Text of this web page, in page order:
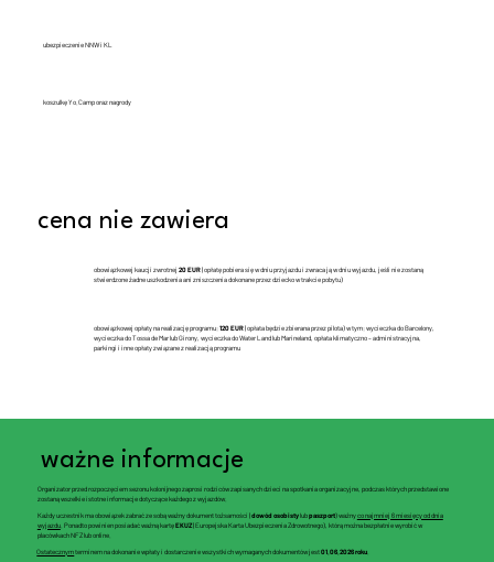
ubezpieczenie NNW i KL
koszulkę Yo.Camp oraz nagrody
cena nie zawiera
obowiązkowej kaucji zwrotnej20 EUR(opłatę pobiera się w dniu przyjazdu i zwraca ją w dniu wyjazdu, jeśli nie zostaną
stwierdzone żadne uszkodzenia ani zniszczenia dokonane przez dziecko w trakcie pobytu)
obowiązkowej opłaty na realizację programu:120 EUR(opłata będzie zbierana przez pilota) w tym: wycieczka do Barcelony,
wycieczka do Tossa de Mar lub Girony, wycieczka do Water Land lub Marineland, opłata klimatyczno – administracyjna,
parkingi i inne opłaty związane z realizacją programu
ważne informacje
Organizator przed rozpoczęciem sezonu kolonijnego zaprosi rodziców zapisanych dzieci na spotkania organizacyjne, podczas których przedstawione
zostaną wszelkie istotne informacje dotyczące każdego z wyjazdów.
Każdy uczestnik ma obowiązek zabrać ze sobą ważny dokument tożsamości (dowód osobistylubpaszport) ważnyco najmniej 6 miesięcy od dnia
wyjazdu. Ponadto powinien posiadać ważną kartęEKUZ(Europejska Karta Ubezpieczenia Zdrowotnego), którą można bezpłatnie wyrobić w
placówkach NFZ lub online.
Ostatecznymterminem na dokonanie wpłaty i dostarczenie wszystkich wymaganych dokumentów jest01.06.2026 roku